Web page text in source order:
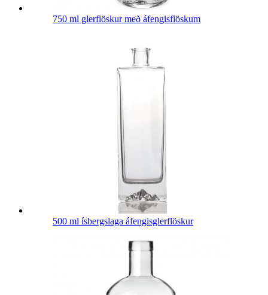
750 ml glerflöskur með áfengisflöskum
500 ml ísbergslaga áfengisglerflöskur